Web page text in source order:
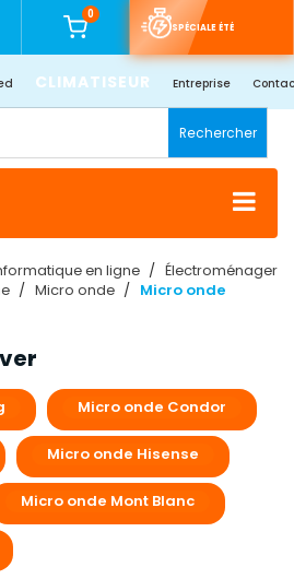
0
SPÉCIALE ÉTÉ
CLIMATISEUR Entreprise
Rechercher
en ligne
Électroménager
Micro onde
Micro onde
Micro onde Condor
Micro onde Hisense
Micro onde Mont Blanc